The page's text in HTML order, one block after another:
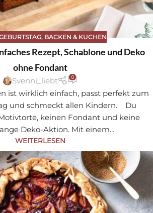
, BACKEN & KUCHEN
Rezept, Schablone und Deko
ohne Fondant
Svenni_liebt 0
ist wirklich einfach, passt perfekt zum
und schmeckt allen Kindern. Du
keinen Fondant und keine
Deko-Aktion. Mit einem...
WEITERLESEN